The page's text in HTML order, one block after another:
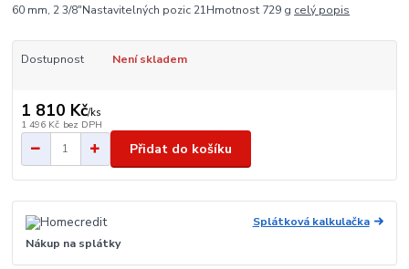
60 mm, 2 3/8"Nastavitelných pozic 21Hmotnost 729 g celý popis
Dostupnost Není skladem
1 810 Kč/ks
1 496 Kč bez DPH
Přidat do košíku
Splátková kalkulačka
Nákup na splátky